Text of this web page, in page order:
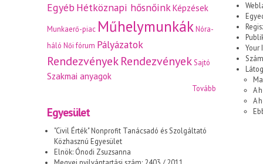
EgyébHétköznapi hősnőinkKépzések
Munkaerő-piac Műhelymunkák Nóra-
háló Női fórum Pályázatok
RendezvényekRendezvények Sajtó
Szakmai anyagok
Tovább
Egyesület
"Civil Érték" Nonprofit Tanácsadó és Szolgáltató
Közhasznú Egyesület
Elnök: Ónodi Zsuzsanna
Your
A
A